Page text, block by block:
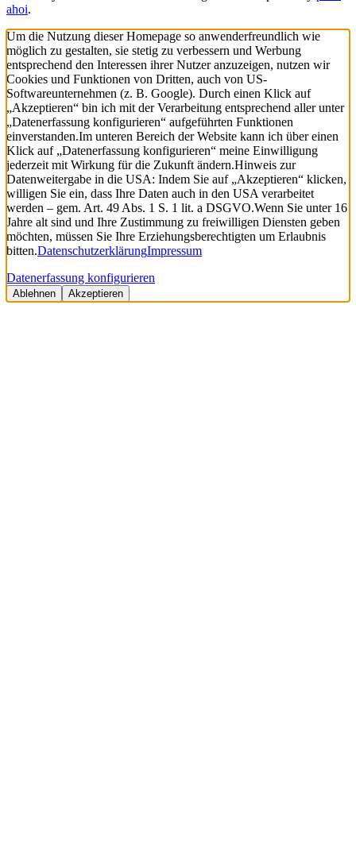
ahoi.
Um die Nutzung dieser Homepage so anwenderfreundlich wie
möglich zu gestalten, sie stetig zu verbessern und Werbung
entsprechend den Interessen ihrer Nutzer anzuzeigen, nutzen wir
Cookies und Funktionen von Dritten, auch von US-
Softwareunternehmen (z. B. Google). Durch einen Klick auf
„Akzeptieren“ bin ich mit der Verarbeitung entsprechend aller unter
„Datenerfassung konfigurieren“ aufgeführten Funktionen
einverstanden.Im unteren Bereich der Website kann ich über einen
Klick auf „Datenerfassung konfigurieren“ meine Einwilligung
jederzeit mit Wirkung für die Zukunft ändern.Hinweis zur
Datenweitergabe in die USA: Indem Sie auf „Akzeptieren“ klicken,
willigen Sie ein, dass Ihre Daten auch in den USA verarbeitet
werden – gem. Art. 49 Abs. 1 S. 1 lit. a DSGVO.Wenn Sie unter 16
Jahre alt sind und Ihre Zustimmung zu freiwilligen Diensten geben
möchten, müssen Sie Ihre Erziehungsberechtigten um Erlaubnis
bitten.DatenschutzerklärungImpressum
Datenerfassung konfigurieren
Ablehnen Akzeptieren